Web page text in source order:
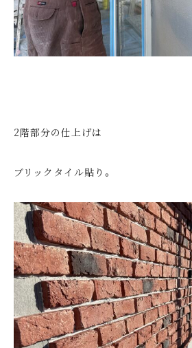
2階部分の仕上げは
ブリックタイル貼り。